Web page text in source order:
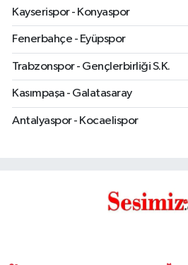
Kayserispor - Konyaspor
Fenerbahçe - Eyüpspor
Trabzonspor - Gençlerbirliği S.K.
Kasımpaşa - Galatasaray
Antalyaspor - Kocaelispor